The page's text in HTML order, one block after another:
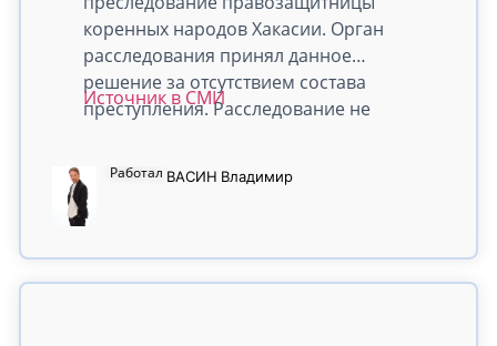
коренных народов Хакасии. Орган
расследования принял данное
решение за отсутствием состава
преступления. Расследование не
сообщении экстремистского мотива.
Так, именно из-за данного
сообщения в отношении
уголовное дело по части 2 статьи 280
Источник в СМИ
Работал ВАСИН Владимир